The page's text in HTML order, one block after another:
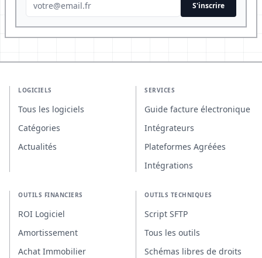
S'inscrire
LOGICIELS
Tous les logiciels
Catégories
Actualités
SERVICES
Guide facture électronique
Intégrateurs
Plateformes Agréées
Intégrations
OUTILS FINANCIERS
ROI Logiciel
Amortissement
Achat Immobilier
OUTILS TECHNIQUES
Script SFTP
Tous les outils
Schémas libres de droits